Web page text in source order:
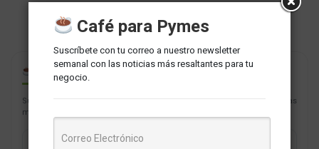
CAFÉ PARA PYMES
Suscríbete con tu correo a nuestro newsletter semanal con las noticias
más resaltantes para tu negocio.
Café para Pymes
Suscríbete con tu correo a nuestro newsletter
semanal con las noticias más resaltantes para tu
negocio.